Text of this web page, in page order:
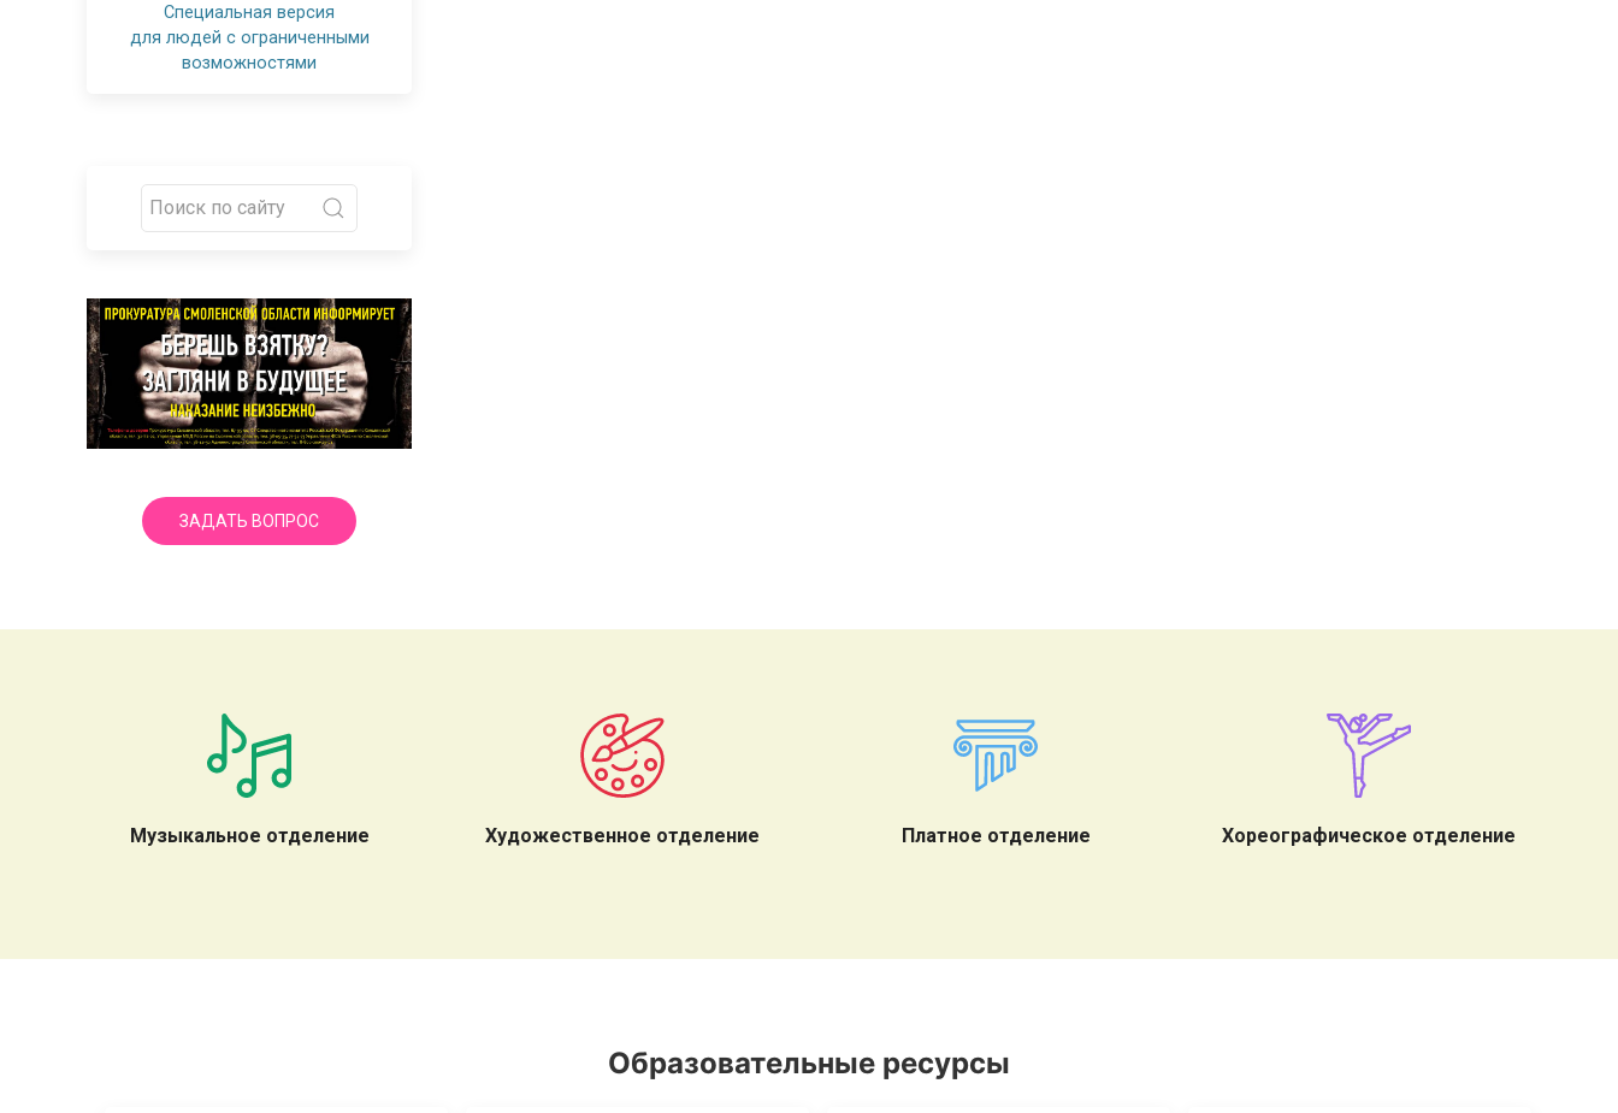
Специальная версия
для людей с ограниченными
возможностями
ЗАДАТЬ ВОПРОС
Музыкальное отделение Художественное отделение Платное отделение Хореографическое отделение
Образовательные ресурсы